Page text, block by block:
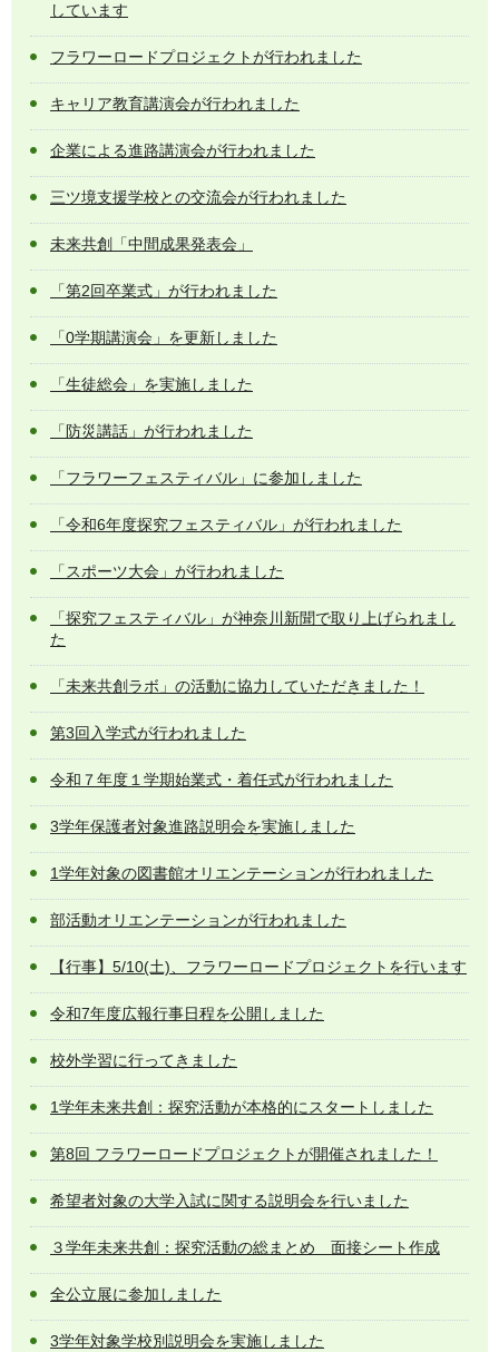
しています
フラワーロードプロジェクトが行われました
キャリア教育講演会が行われました
企業による進路講演会が行われました
三ツ境支援学校との交流会が行われました
未来共創「中間成果発表会」
「第2回卒業式」が行われました
「0学期講演会」を更新しました
「生徒総会」を実施しました
「防災講話」が行われました
「フラワーフェスティバル」に参加しました
「令和6年度探究フェスティバル」が行われました
「スポーツ大会」が行われました
「探究フェスティバル」が神奈川新聞で取り上げられまし
た
「未来共創ラボ」の活動に協力していただきました！
第3回入学式が行われました
令和７年度１学期始業式・着任式が行われました
3学年保護者対象進路説明会を実施しました
1学年対象の図書館オリエンテーションが行われました
部活動オリエンテーションが行われました
【行事】5/10(土)、フラワーロードプロジェクトを行います
令和7年度広報行事日程を公開しました
校外学習に行ってきました
1学年未来共創：探究活動が本格的にスタートしました
第8回 フラワーロードプロジェクトが開催されました！
希望者対象の大学入試に関する説明会を行いました
３学年未来共創：探究活動の総まとめ 面接シート作成
全公立展に参加しました
3学年対象学校別説明会を実施しました